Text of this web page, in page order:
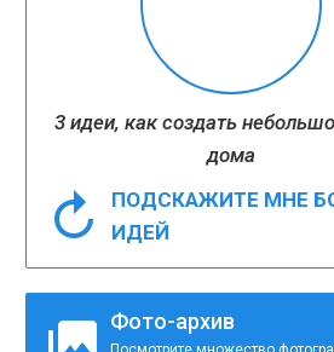
3 идеи, как создать
дома
ПОДСКАЖИТЕ МНЕ
ИДЕЙ
Фото-архив